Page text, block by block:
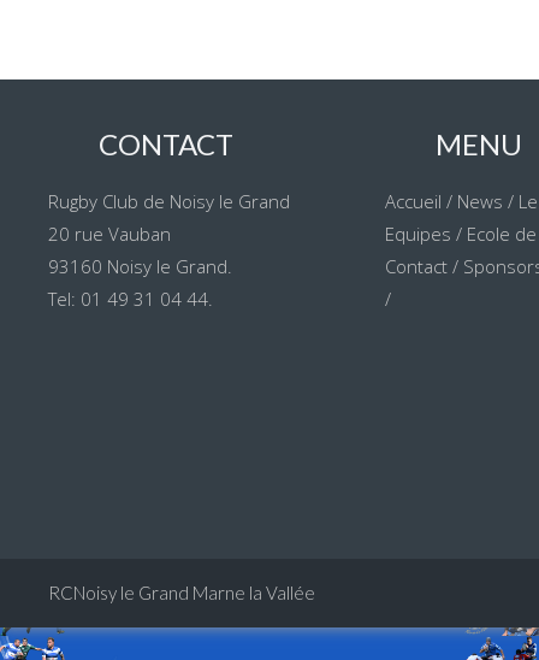
CONTACT
Rugby Club de Noisy le Grand
20 rue Vauban
93160 Noisy le Grand.
Tel: 01 49 31 04 44.
MENU
Accueil / News /
Equipes / Ecole
Contact /
/
RCNoisy le Grand Marne la Vallée